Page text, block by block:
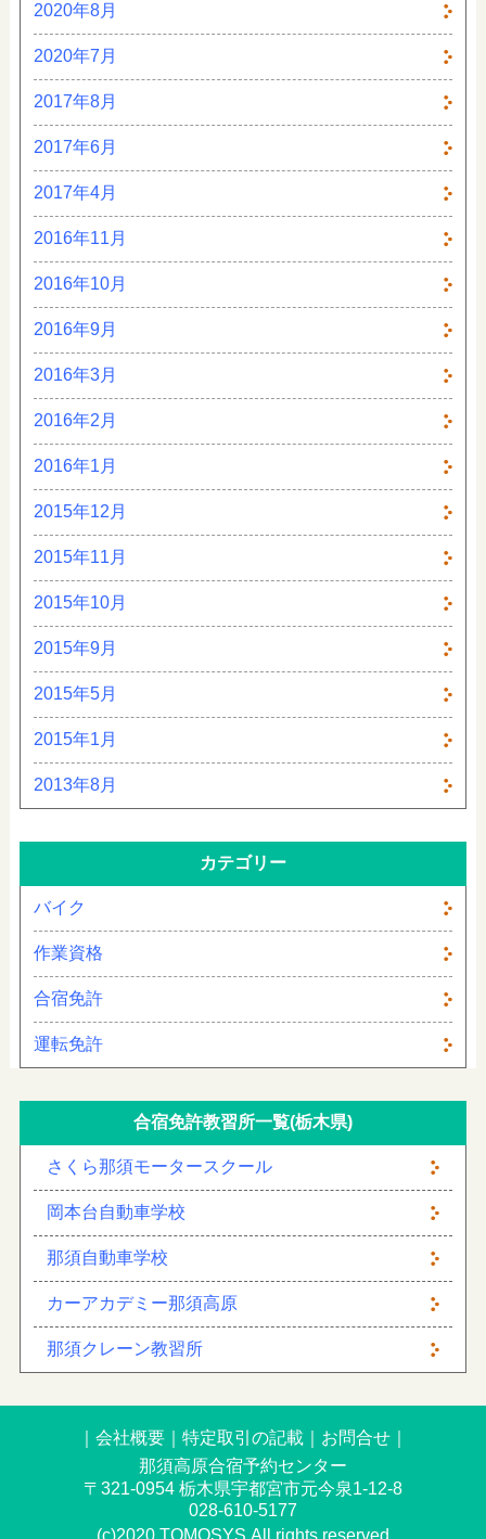
2020年8月
2020年7月
2017年8月
2017年6月
2017年4月
2016年11月
2016年10月
2016年9月
2016年3月
2016年2月
2016年1月
2015年12月
2015年11月
2015年10月
2015年9月
2015年5月
2015年1月
2013年8月
カテゴリー
バイク
作業資格
合宿免許
運転免許
合宿免許教習所一覧(栃木県)
さくら那須モータースクール
岡本台自動車学校
那須自動車学校
カーアカデミー那須高原
那須クレーン教習所
会社概要 特定取引の記載 お問合せ
那須高原合宿予約センター
〒321-0954 栃木県宇都宮市元今泉1-12-8
028-610-5177